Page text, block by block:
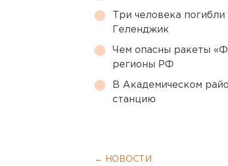
Три человека
Геленджик
Чем опасны ракеты
регионы РФ
В Академическом
станцию
← НОВОСТИ